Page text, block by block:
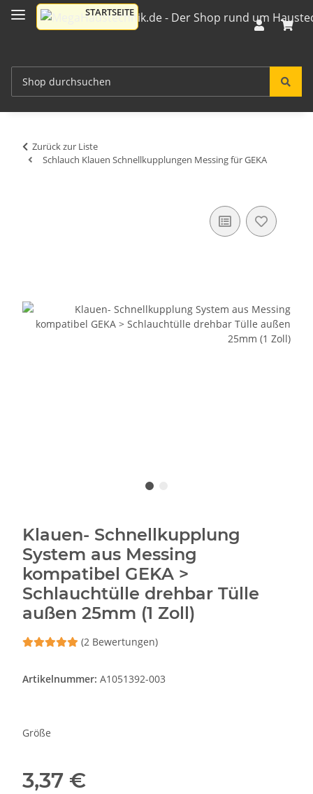
Zurück zur Liste
Schlauch Klauen Schnellkupplungen Messing für GEKA
Klauen- Schnellkupplung
System aus Messing
kompatibel GEKA >
Schlauchtülle drehbar Tülle
außen 25mm (1 Zoll)
(2 Bewertungen)
Artikelnummer: A1051392-003
Größe
3,37 €